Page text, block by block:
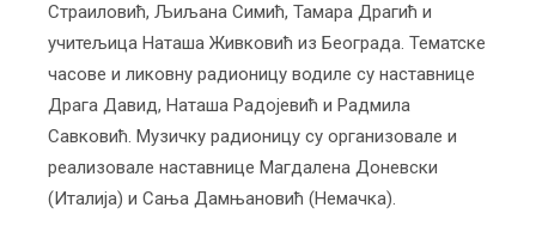
Страиловић, Љиљана Симић, Тамара Драгић и
учитељица Наташа Живковић из Београда. Тематске
часове и ликовну радионицу водиле су наставнице
Драга Давид, Наташа Радојевић и Радмила
Савковић. Музичку радионицу су организовале и
реализовале наставнице Магдалена Доневски
(Италија) и Сања Дамњановић (Немачка).